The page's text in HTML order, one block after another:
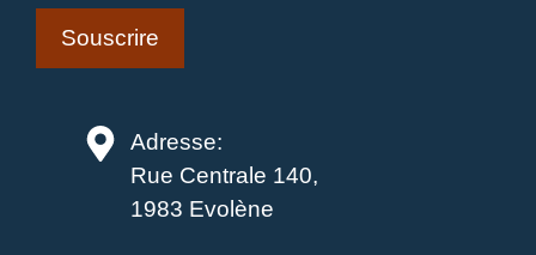
Adresse:
Rue Centrale 140,
1983 Evolène